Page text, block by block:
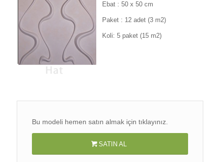
Ebat : 50 x 50 cm
Paket : 12 adet (3 m2)
Koli: 5 paket (15 m2)
Bu modeli hemen satın almak için tıklayınız.
SATIN AL